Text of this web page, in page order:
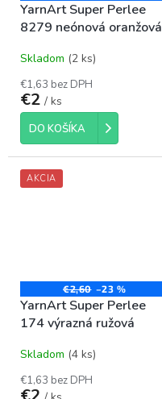
YarnArt Super Perlee
8279 neónová oranžová
Skladom (2 ks)
€1,63 bez DPH
€2 / ks
DO KOŠÍKA
AKCIA
€2,60 –23 %
YarnArt Super Perlee
174 výrazná ružová
Skladom (4 ks)
€1,63 bez DPH